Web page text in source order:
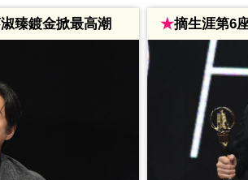
樣就夠了，
守，「媽媽
臻鍍金掀最高潮 ★摘生涯第6